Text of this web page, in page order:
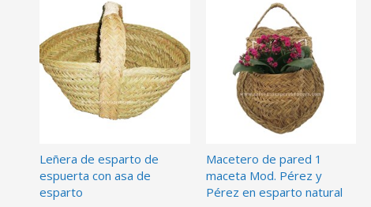
Leñera de esparto de
espuerta con asa de
esparto
Macetero de pared 1
maceta Mod. Pérez y
Pérez en esparto natural